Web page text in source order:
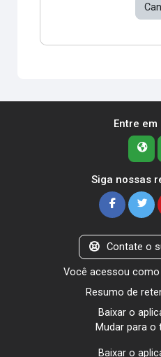
Entre
Siga nossas
Contate o
Você acessou
Resumo de
Baixar o
Mudar para o
Baixar o